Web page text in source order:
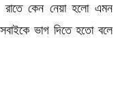
রাতে কেন নেয়া হলো এমন
সবাইকে ভাগ দিতে হতো বলে